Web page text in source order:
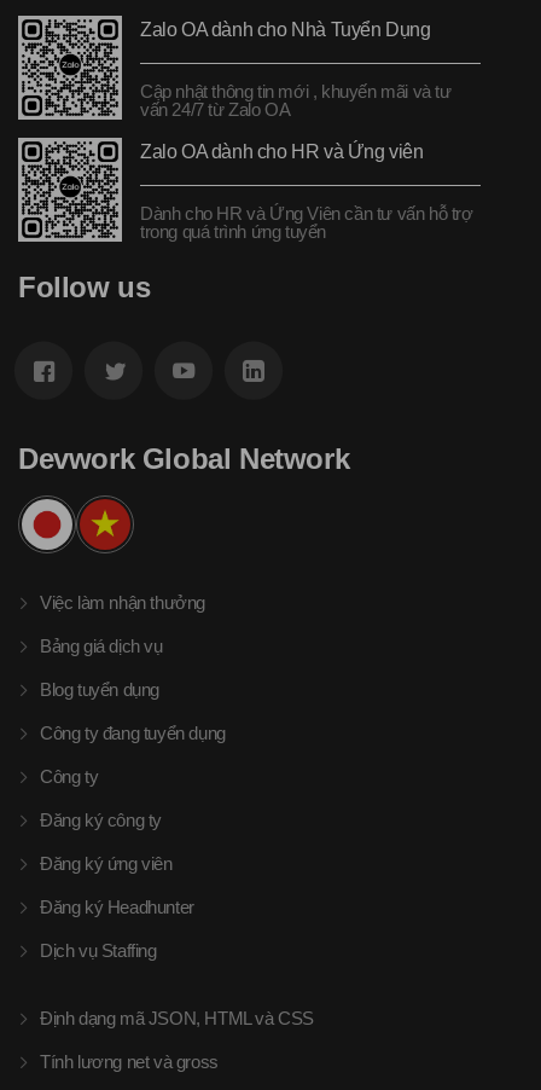
Zalo OA dành cho Nhà Tuyển Dụng
Cập nhật thông tin mới , khuyến mãi và tư
vấn 24/7 từ Zalo OA
Zalo OA dành cho HR và Ứng viên
Dành cho HR và Ứng Viên cần tư vấn hỗ trợ
trong quá trình ứng tuyển
Follow us
Devwork Global Network
Việc làm nhận thưởng
Bảng giá dịch vụ
Blog tuyển dụng
Công ty đang tuyển dụng
Công ty
Đăng ký công ty
Đăng ký ứng viên
Đăng ký Headhunter
Dịch vụ Staffing
Định dạng mã JSON, HTML và CSS
Tính lương net và gross